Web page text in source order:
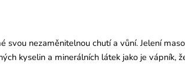
nezaměnitelnou chutí a vůní. Jelení
kyselin a minerálních látek jako je vápník,